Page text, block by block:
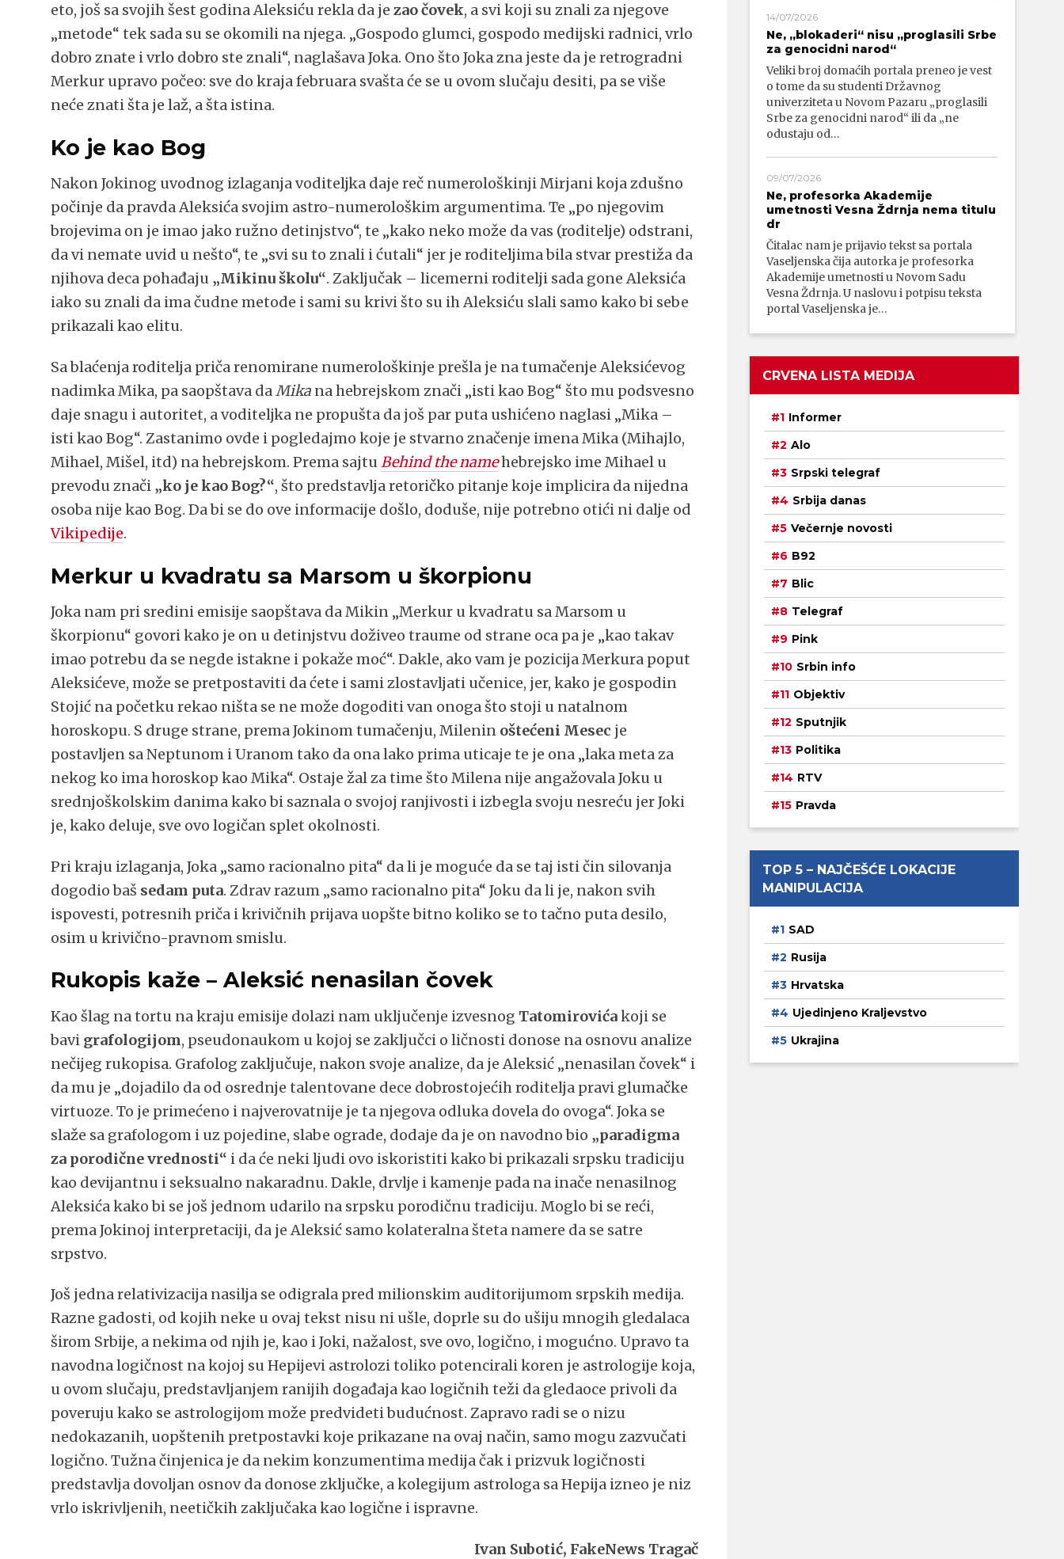
eto, još sa svojih šest godina Aleksiću rekla da jezao čovek, a svi koji su znali za njegove
„metode“ tek sada su se okomili na njega. „Gospodo glumci, gospodo medijski radnici, vrlo
dobro znate i vrlo dobro ste znali“, naglašava Joka. Ono što Joka zna jeste da je retrogradni
Merkur upravo počeo: sve do kraja februara svašta će se u ovom slučaju desiti, pa se više
neće znati šta je laž, a šta istina.
Ko je kao Bog
Nakon Jokinog uvodnog izlaganja voditeljka daje reč numerološkinji Mirjani koja zdušno
počinje da pravda Aleksića svojim astro-numerološkim argumentima. Te „po njegovim
brojevima on je imao jako ružno detinjstvo“, te „kako neko može da vas (roditelje) odstrani,
da vi nemate uvid u nešto“, te „svi su to znali i ćutali“ jer je roditeljima bila stvar prestiža da
njihova deca pohađaju „Mikinu školu“. Zaključak – licemerni roditelji sada gone Aleksića
iako su znali da ima čudne metode i sami su krivi što su ih Aleksiću slali samo kako bi sebe
prikazali kao elitu.
Sa blaćenja roditelja priča renomirane numerološkinje prešla je na tumačenje Aleksićevog
nadimka Mika, pa saopštava daMika na hebrejskom znači „isti kao Bog“ što mu podsvesno
daje snagu i autoritet, a voditeljka ne propušta da još par puta ushićeno naglasi „Mika –
isti kao Bog“. Zastanimo ovde i pogledajmo koje je stvarno značenje imena Mika (Mihajlo,
Mihael, Mišel, itd) na hebrejskom. Prema sajtuBehind the namehebrejsko ime Mihael u
prevodu znači „ko je kao Bog?“, što predstavlja retoričko pitanje koje implicira da nijedna
osoba nije kao Bog. Da bi se do ove informacije došlo, doduše, nije potrebno otići ni dalje od
Vikipedije.
Merkur u kvadratu sa Marsom u škorpionu
Joka nam pri sredini emisije saopštava da Mikin „Merkur u kvadratu sa Marsom u
škorpionu“ govori kako je on u detinjstvu doživeo traume od strane oca pa je „kao takav
imao potrebu da se negde istakne i pokaže moć“. Dakle, ako vam je pozicija Merkura poput
Aleksićeve, može se pretpostaviti da ćete i sami zlostavljati učenice, jer, kako je gospodin
Stojić na početku rekao ništa se ne može dogoditi van onoga što stoji u natalnom
horoskopu. S druge strane, prema Jokinom tumačenju, Milenin oštećeni Mesec je
postavljen sa Neptunom i Uranom tako da ona lako prima uticaje te je ona „laka meta za
nekog ko ima horoskop kao Mika“. Ostaje žal za time što Milena nije angažovala Joku u
srednjoškolskim danima kako bi saznala o svojoj ranjivosti i izbegla svoju nesreću jer Joki
je, kako deluje, sve ovo logičan splet okolnosti.
Pri kraju izlaganja, Joka „samo racionalno pita“ da li je moguće da se taj isti čin silovanja
dogodio baš sedam puta. Zdrav razum „samo racionalno pita“ Joku da li je, nakon svih
ispovesti, potresnih priča i krivičnih prijava uopšte bitno koliko se to tačno puta desilo,
osim u krivično-pravnom smislu.
Rukopis kaže – Aleksić nenasilan čovek
Kao šlag na tortu na kraju emisije dolazi nam uključenje izvesnog Tatomirovićakoji se
bavi grafologijom, pseudonaukom u kojoj se zaključci o ličnosti donose na osnovu analize
nečijeg rukopisa. Grafolog zaključuje, nakon svoje analize, da je Aleksić „nenasilan čovek“ i
da mu je „dojadilo da od osrednje talentovane dece dobrostojećih roditelja pravi glumačke
virtuoze. To je primećeno i najverovatnije je ta njegova odluka dovela do ovoga“. Joka se
slaže sa grafologom i uz pojedine, slabe ograde, dodaje da je on navodno bio „paradigma
za porodične vrednosti“ i da će neki ljudi ovo iskoristiti kako bi prikazali srpsku tradiciju
kao devijantnu i seksualno nakaradnu. Dakle, drvlje i kamenje pada na inače nenasilnog
Aleksića kako bi se još jednom udarilo na srpsku porodičnu tradiciju. Moglo bi se reći,
prema Jokinoj interpretaciji, da je Aleksić samo kolateralna šteta namere da se satre
srpstvo.
Još jedna relativizacija nasilja se odigrala pred milionskim auditorijumom srpskih medija.
Razne gadosti, od kojih neke u ovaj tekst nisu ni ušle, doprle su do ušiju mnogih gledalaca
širom Srbije, a nekima od njih je, kao i Joki, nažalost, sve ovo, logično, i mogućno. Upravo ta
navodna logičnost na kojoj su Hepijevi astrolozi toliko potencirali koren je astrologije koja,
u ovom slučaju, predstavljanjem ranijih događaja kao logičnih teži da gledaoce privoli da
poveruju kako se astrologijom može predvideti budućnost. Zapravo radi se o nizu
nedokazanih, uopštenih pretpostavki koje prikazane na ovaj način, samo mogu zazvučati
logično. Tužna činjenica je da nekim konzumentima medija čak i prizvuk logičnosti
predstavlja dovoljan osnov da donose zključke, a kolegijum astrologa sa Hepija izneo je niz
vrlo iskrivljenih, neetičkih zaključaka kao logične i ispravne.
Ivan Subotić, FakeNews Tragač
14/07/2026
Ne, „blokaderi“ nisu „proglasili Srbe
za genocidni narod“
Veliki broj domaćih portala preneo je vest
o tome da su studenti Državnog
univerziteta u Novom Pazaru „proglasili
Srbe za genocidni narod“ ili da „ne
odustaju od…
09/07/2026
Ne, profesorka Akademije
umetnosti Vesna Ždrnja nema titulu
dr
Čitalac nam je prijavio tekst sa portala
Vaseljenska čija autorka je profesorka
Akademije umetnosti u Novom Sadu
Vesna Ždrnja. U naslovu i potpisu teksta
portal Vaseljenska je…
CRVENA LISTA MEDIJA
Informer
Alo
Srpski telegraf
Srbija danas
Večernje novosti
B92
Blic
Telegraf
Pink
Srbin info
Objektiv
Sputnjik
Politika
RTV
Pravda
TOP 5 – NAJČEŠĆE LOKACIJE
MANIPULACIJA
SAD
Rusija
Hrvatska
Ujedinjeno Kraljevstvo
Ukrajina